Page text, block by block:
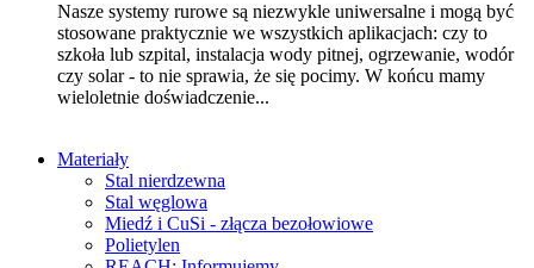
Nasze systemy rurowe są niezwykle uniwersalne i mogą być
stosowane praktycznie we wszystkich aplikacjach: czy to
szkoła lub szpital, instalacja wody pitnej, ogrzewanie, wodór
czy solar - to nie sprawia, że się pocimy. W końcu mamy
wieloletnie doświadczenie...
Materiały
Stal nierdzewna
Stal węglowa
Miedź i CuSi - złącza bezołowiowe
Polietylen